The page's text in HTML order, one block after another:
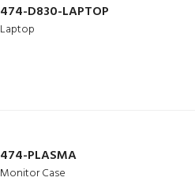
474-D830-LAPTOP
Laptop
474-PLASMA
Monitor Case